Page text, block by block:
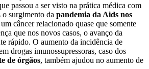
passou a ser visto na prática médica com
surgimento da pandemia da Aids nos
câncer relacionado quase que somente
que nos novos casos, o avanço da
rápido. O aumento da incidência de
drogas imunossupressoras, caso dos
de órgãos, também ajudou no aumento de